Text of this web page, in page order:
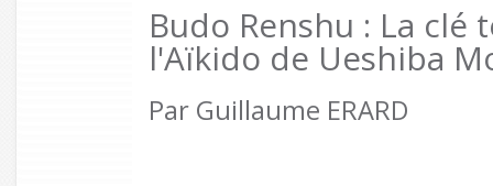
Budo Renshu : La clé
l'Aïkido de Ueshiba
Par Guillaume ERARD